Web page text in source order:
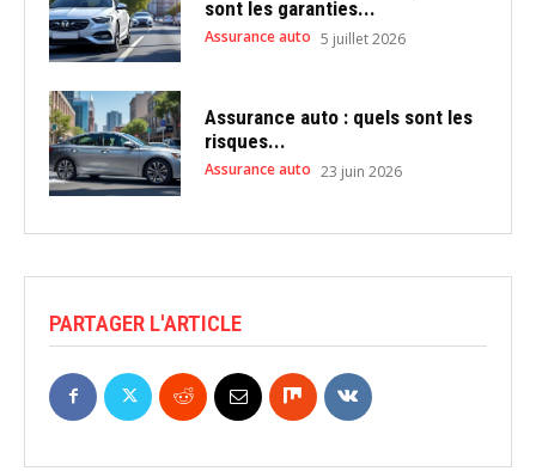
sont les garanties...
Assurance auto 5 juillet 2026
Assurance auto : quels sont les
risques...
Assurance auto 23 juin 2026
PARTAGER L'ARTICLE